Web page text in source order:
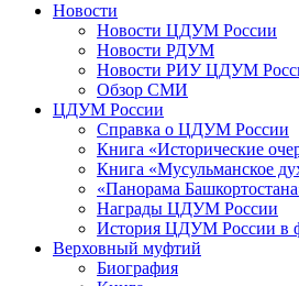
Новости
Новости ЦДУМ России
Новости РДУМ
Новости РИУ ЦДУМ
Обзор СМИ
ЦДУМ России
Справка о ЦДУМ России
Книга «Исторические
Книга «Мусульманское
«Панорама
Награды ЦДУМ России
История ЦДУМ России в
Верховный муфтий
Биография